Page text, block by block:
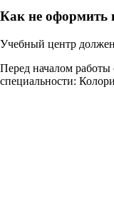
Как не оформить
Учебный центр
Перед началом
специальности: